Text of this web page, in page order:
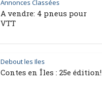
Annonces Classées
A vendre: 4 pneus pour
VTT
Debout les Iles
Contes en Îles : 25e édition!